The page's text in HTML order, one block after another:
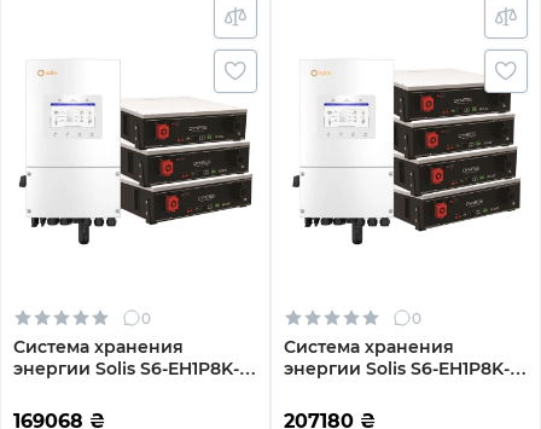
0
Система хранения
энергии Solis S6-EH1P8K-L-
15.36kWh 3BAT LiFePO4
169068 ₴
0
Система хранения
энергии Solis S6-EH1P8K-L-
20.48kWh 4BAT LiFePO4
207180 ₴